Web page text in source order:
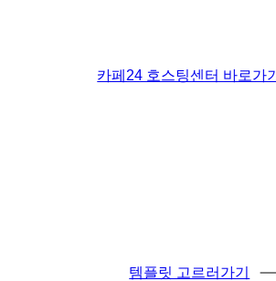
카페24 호스팅센터 바로가기
템플릿 고르러가기